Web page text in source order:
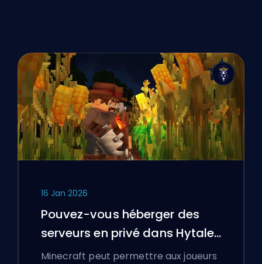
16 Jan 2026
Pouvez-vous héberger des
serveurs en privé dans Hytale
?
Minecraft peut permettre aux joueurs